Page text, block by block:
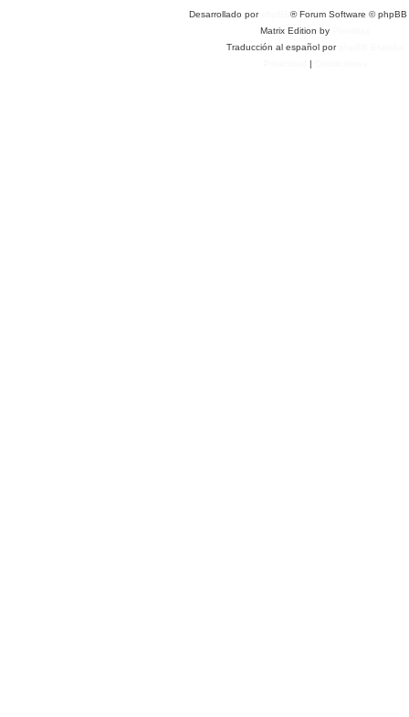
Desarrollado por
® Forum Software © phpBB
Matrix Edition by
Traducción al español por
|